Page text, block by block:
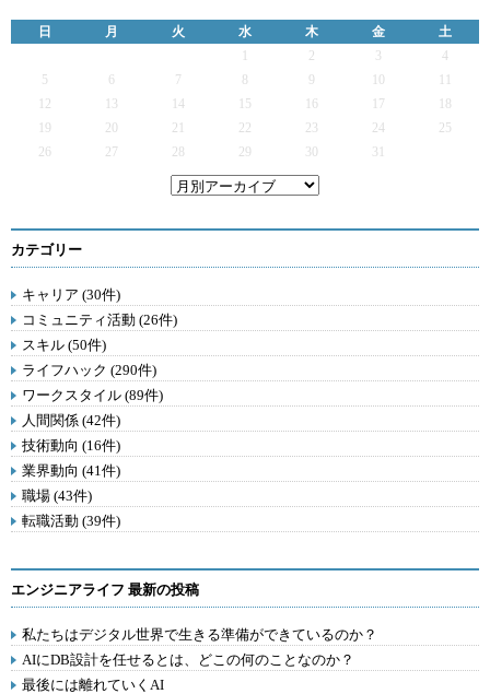
日 月 火 水 木 金
土
2 3
4
5
6 7 9
12
13 14 15 16 17
19
20 21 22 23 24
25
26
27 28 29 30 31
カテゴリー
キャリア (30件)
コミュニティ活動 (26件)
スキル (50件)
ライフハック (290件)
ワークスタイル (89件)
人間関係 (42件)
技術動向 (16件)
業界動向 (41件)
職場 (43件)
転職活動 (39件)
エンジニアライフ 最新の投稿
私たちはデジタル世界で生きる準備ができているのか？
AIにDB設計を任せるとは、どこの何のことなのか？
最後には離れていくAI